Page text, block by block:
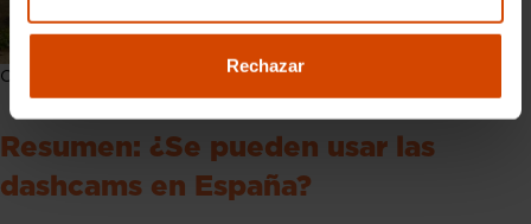
Rechazar
Cámara en el coche o dashcam.
Resumen: ¿Se pueden usar las
dashcams en España?